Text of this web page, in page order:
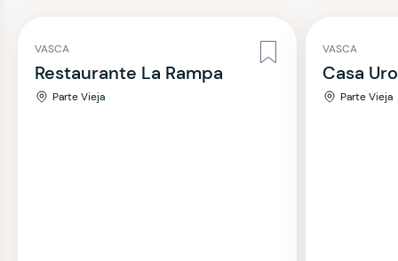
VASCA
Restaurante La Rampa
Parte Vieja
VASCA
Casa
Parte Vieja